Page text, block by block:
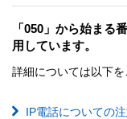
「050」から始まる
用しています。
詳細については以下を
IP電話についての